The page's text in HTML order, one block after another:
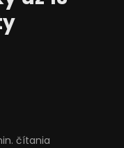
čítania